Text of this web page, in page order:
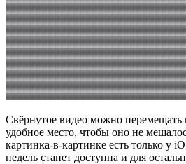
Свёрнутое видео можно перемещать
удобное место, чтобы оно не
картинка-в-картинке есть только у
недель станет доступна и для